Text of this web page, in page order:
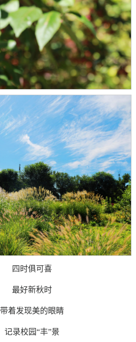
四时俱可喜
最好新秋时
带着发现美的眼睛
记录校园“丰”景